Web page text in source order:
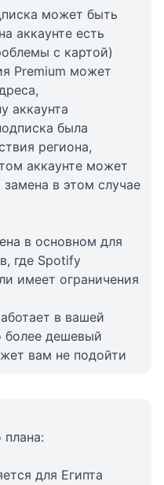
может быть
аккаунте есть
с картой)
Premium может
аккаунта
была
региона,
аккаунте может
замена в этом случае
в основном для
где Spotify
имеет ограничения
в вашей
более дешевый
вам не подойти
плана:
для Египта